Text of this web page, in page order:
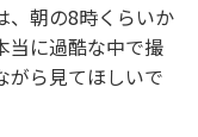
、朝の8時くらいか
当に過酷な中で撮
がら見てほしいで